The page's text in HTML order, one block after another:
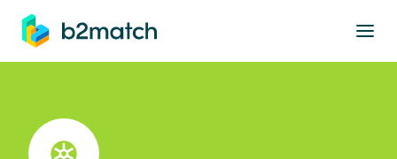
springen